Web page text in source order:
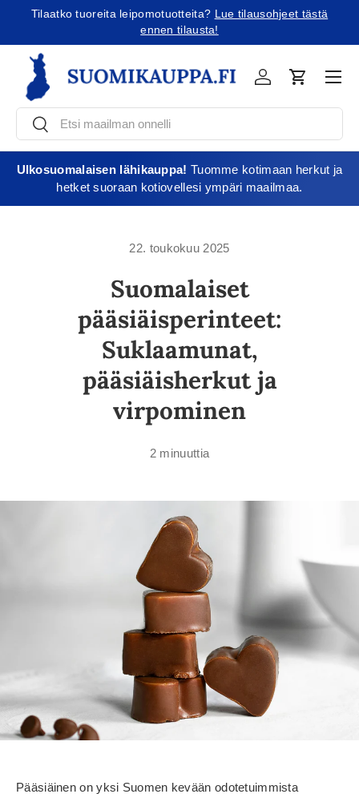
Tilaatko tuoreita leipomotuotteita? Lue tilausohjeet tästä
ennen tilausta!
EtsiEtsi
KirjauduOstoskori
Ulkosuomalaisen lähikauppa! Tuomme kotimaan herkut ja
hetket suoraan kotiovellesi ympäri maailmaa.
22. toukokuu 2025
Suomalaiset
pääsiäisperinteet:
Suklaamunat,
pääsiäisherkut ja
virpominen
2 minuuttia
Pääsiäinen on yksi Suomen kevään odotetuimmista